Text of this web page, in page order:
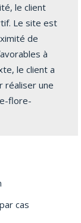
le client
Le site est
de
à
le client a
réaliser une
flore-
cas